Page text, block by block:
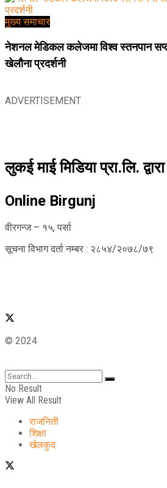
मुख्य समाचार
नेशनल मेडिकल कलेजमा विश्व स्तनपान
खेलौना प्रदर्शनी
ADVERTISEMENT
लुकई माई मिडिया प्रा.लि.
Online Birgunj
वीरगन्ज – १५, पर्सा
सूचना विभाग दर्ता नम्बर : २८५४/२०७८/७९
© 2024
No Result
View All Result
राजनिती
शिक्षा
खेलकुद